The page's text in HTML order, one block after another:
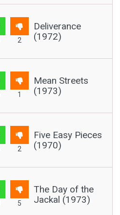
2
Deliverance
(1972)
1
Mean Streets
(1973)
2
Five Easy Pieces
(1970)
5
The Day of the
Jackal (1973)